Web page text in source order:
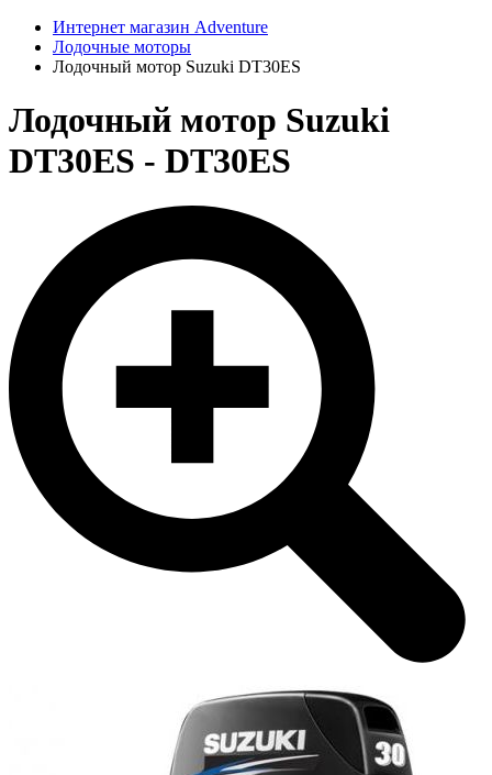
Интернет магазин Adventure
Лодочные моторы
Лодочный мотор Suzuki DT30ES
Лодочный мотор Suzuki
DT30ES - DT30ES